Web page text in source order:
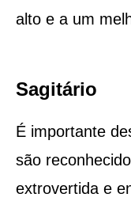
alto e a um
Sagitário
É importante
são
extrovertida e